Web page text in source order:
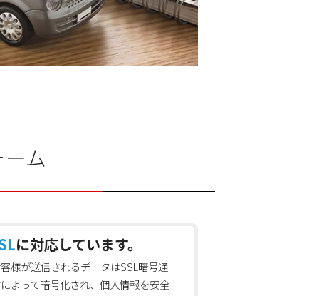
ム
に対応しています。
様が送信されるデータはSSL暗号通
よって暗号化され、個人情報を安全